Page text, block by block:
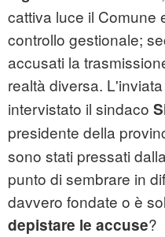
cattiva luce il Comune
controllo gestionale;
accusati la
realtà diversa. L'inviata
intervistato il sindaco
presidente della
sono stati pressati
punto di sembrare in
davvero fondate o è
depistare le accuse?